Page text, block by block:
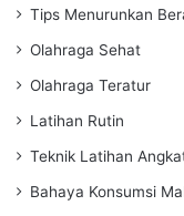
Tips Menurunkan
Olahraga Sehat
Olahraga Teratur
Latihan Rutin
Teknik Latihan
Bahaya Konsumsi